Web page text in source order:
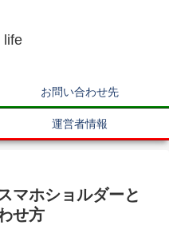
life
お問い合わせ先
運営者情報
マホショルダーと
せ方